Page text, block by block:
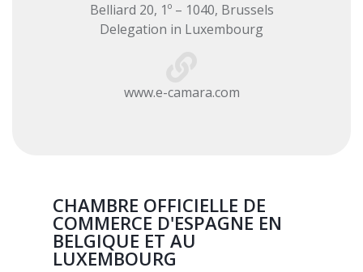
Belliard 20, 1º – 1040, Brussels
Delegation in Luxembourg
www.e-camara.com
CHAMBRE OFFICIELLE DE
COMMERCE D'ESPAGNE EN
BELGIQUE ET AU
LUXEMBOURG